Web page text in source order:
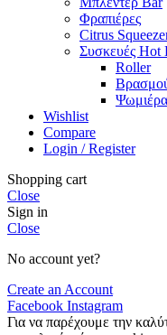
Φραπιέρες
Citrus
Συσκευές Hot
Roller
Ψωμιέρα
Wishlist
Compare
Login / Register
Shopping cart
Close
Sign in
Close
No account yet?
Create an Account
Facebook Instagram
Για να παρέχουμε την